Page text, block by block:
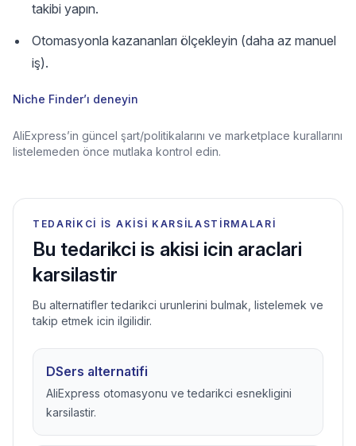
takibi yapın.
Otomasyonla kazananları ölçekleyin (daha az manuel
iş).
Niche Finder’ı deneyin
AliExpress’in güncel şart/politikalarını ve marketplace kurallarını
listelemeden önce mutlaka kontrol edin.
TEDARIKCI IS AKISI KARSILASTIRMALARI
Bu tedarikci is akisi icin araclari
karsilastir
Bu alternatifler tedarikci urunlerini bulmak, listelemek ve
takip etmek icin ilgilidir.
DSers alternatifi
AliExpress otomasyonu ve tedarikci esnekligini
karsilastir.